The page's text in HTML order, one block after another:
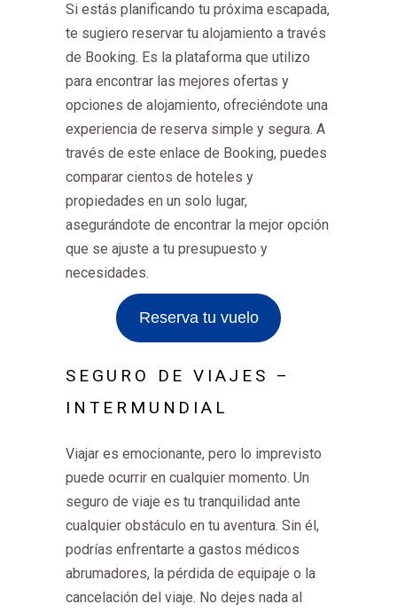
Si estás planificando tu próxima escapada,
te sugiero reservar tu alojamiento a través
de Booking. Es la plataforma que utilizo
para encontrar las mejores ofertas y
opciones de alojamiento, ofreciéndote una
experiencia de reserva simple y segura. A
través de este enlace de Booking, puedes
comparar cientos de hoteles y
propiedades en un solo lugar,
asegurándote de encontrar la mejor opción
que se ajuste a tu presupuesto y
necesidades.
Reserva tu vuelo
SEGURO DE VIAJES –
INTERMUNDIAL
Viajar es emocionante, pero lo imprevisto
puede ocurrir en cualquier momento. Un
seguro de viaje es tu tranquilidad ante
cualquier obstáculo en tu aventura. Sin él,
podrías enfrentarte a gastos médicos
abrumadores, la pérdida de equipaje o la
cancelación del viaje. No dejes nada al